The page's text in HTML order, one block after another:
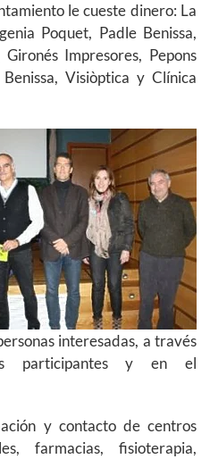
le cueste dinero: La
Poquet, Padle Benissa,
Impresores, Pepons
Visiòptica y Clínica
interesadas, a través
participantes y en el
y contacto de centros
farmacias, fisioterapia,